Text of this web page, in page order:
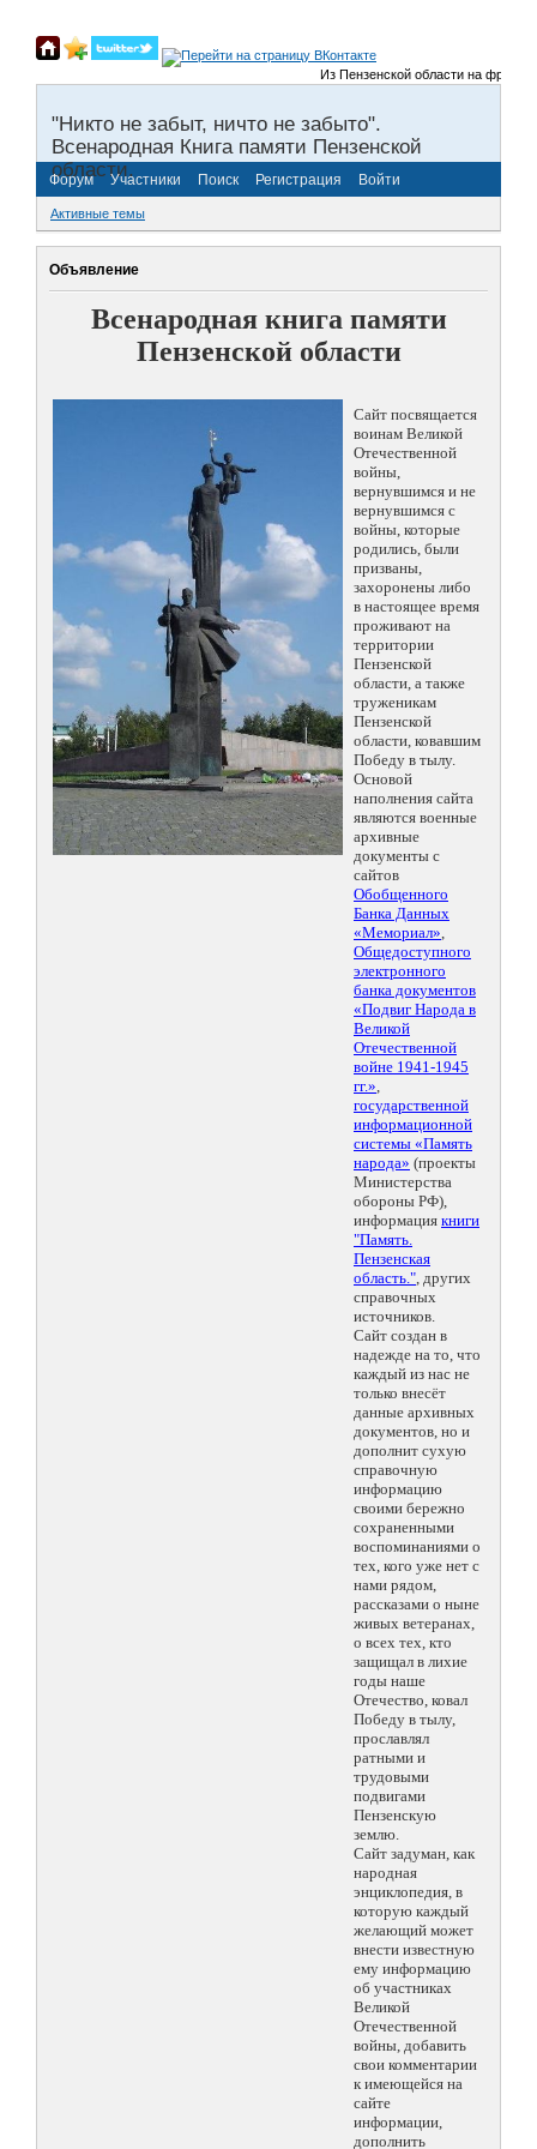
Из Пензенской области на фронты
"Никто не забыт, ничто не забыто".
Всенародная Книга памяти Пензенской
области.
Форум Участники Поиск Регистрация Войти
Активные темы
Объявление
Всенародная книга памяти
Пензенской области
Сайт посвящается
воинам Великой
Отечественной
войны,
вернувшимся и не
вернувшимся с
войны, которые
родились, были
призваны,
захоронены либо
в настоящее время
проживают на
территории
Пензенской
области, а также
труженикам
Пензенской
области, ковавшим
Победу в тылу.
Основой
наполнения сайта
являются военные
архивные
документы с
сайтов
Обобщенного
Банка Данных
«Мемориал»,
Общедоступного
электронного
банка документов
«Подвиг Народа в
Великой
Отечественной
войне 1941-1945
гг.»,
государственной
информационной
системы «Память
народа» (проекты
Министерства
обороны РФ),
информация книги
"Память.
Пензенская
область.", других
справочных
источников.
Сайт создан в
надежде на то, что
каждый из нас не
только внесёт
данные архивных
документов, но и
дополнит сухую
справочную
информацию
своими бережно
сохраненными
воспоминаниями о
тех, кого уже нет с
нами рядом,
рассказами о ныне
живых ветеранах,
о всех тех, кто
защищал в лихие
годы наше
Отечество, ковал
Победу в тылу,
прославлял
ратными и
трудовыми
подвигами
Пензенскую
землю.
Сайт задуман, как
народная
энциклопедия, в
которую каждый
желающий может
внести известную
ему информацию
об участниках
Великой
Отечественной
войны, добавить
свои комментарии
к имеющейся на
сайте
информации,
дополнить